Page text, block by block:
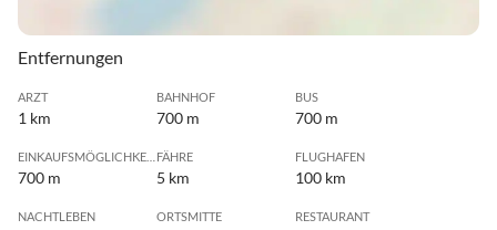
Entfernungen
ARZT
1 km
BAHNHOF
700 m
BUS
700 m
700 m
FÄHRE
5 km
FLUGHAFEN
100 km
NACHTLEBEN ORTSMITTE RESTAURANT